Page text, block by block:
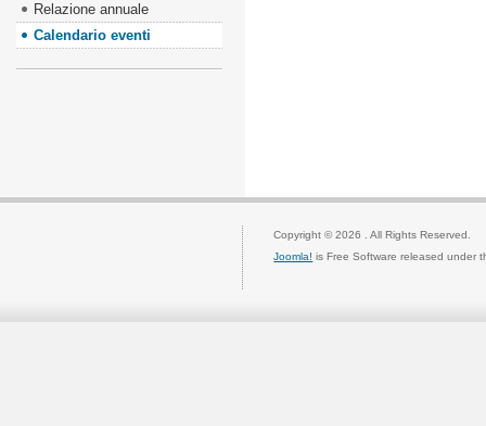
Relazione annuale
Calendario eventi
Copyright © 2026 . All Rights Reserved.
Joomla! is Free Software released under